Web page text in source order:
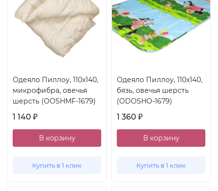
Одеяло Пиллоу, 110x140,
микрофибра, овечья
шерсть (OOSHMF-1679)
1 140 ₽
В корзину
Купить в 1 клик
Одеяло Пиллоу, 110x140,
бязь, овечья шерсть
(ODOSHO-1679)
1 360 ₽
В корзину
Купить в 1 клик